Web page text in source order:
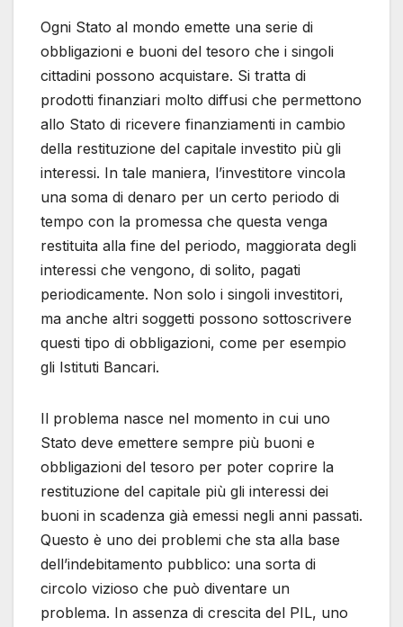
Ogni Stato al mondo emette una serie di
obbligazioni e buoni del tesoro che i singoli
cittadini possono acquistare. Si tratta di
prodotti finanziari molto diffusi che permettono
allo Stato di ricevere finanziamenti in cambio
della restituzione del capitale investito più gli
interessi. In tale maniera, l’investitore vincola
una soma di denaro per un certo periodo di
tempo con la promessa che questa venga
restituita alla fine del periodo, maggiorata degli
interessi che vengono, di solito, pagati
periodicamente. Non solo i singoli investitori,
ma anche altri soggetti possono sottoscrivere
questi tipo di obbligazioni, come per esempio
gli Istituti Bancari.
Il problema nasce nel momento in cui uno
Stato deve emettere sempre più buoni e
obbligazioni del tesoro per poter coprire la
restituzione del capitale più gli interessi dei
buoni in scadenza già emessi negli anni passati.
Questo è uno dei problemi che sta alla base
dell’indebitamento pubblico: una sorta di
circolo vizioso che può diventare un
problema. In assenza di crescita del PIL, uno